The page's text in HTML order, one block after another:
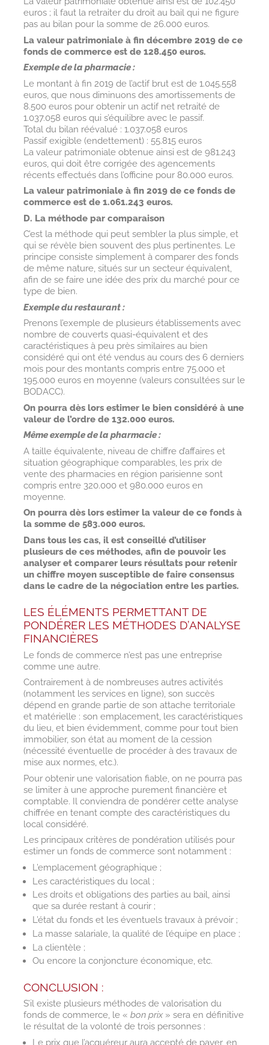
euros ; il faut la retraiter du droit au bail qui ne figure
pas au bilan pour la somme de 26.000 euros.
La valeur patrimoniale à fin décembre 2019 de ce
fonds de commerce est de 128.450 euros.
Exemple de la pharmacie :
Le montant à fin 2019 de l’actif brut est de 1.045.558
euros, que nous diminuons des amortissements de
8.500 euros pour obtenir un actif net retraité de
1.037.058 euros qui s’équilibre avec le passif.
Total du bilan réévalué : 1.037.058 euros
Passif exigible (endettement) : 55.815 euros
La valeur patrimoniale obtenue ainsi est de 981.243
euros, qui doit être corrigée des agencements
récents effectués dans l’officine pour 80.000 euros.
La valeur patrimoniale à fin 2019 de ce fonds de
commerce est de 1.061.243 euros.
D. La méthode par comparaison
C’est la méthode qui peut sembler la plus simple, et
qui se révèle bien souvent des plus pertinentes. Le
principe consiste simplement à comparer des fonds
de même nature, situés sur un secteur équivalent,
afin de se faire une idée des prix du marché pour ce
type de bien.
Exemple du restaurant :
Prenons l’exemple de plusieurs établissements avec
nombre de couverts quasi-équivalent et des
caractéristiques à peu près similaires au bien
considéré qui ont été vendus au cours des 6 derniers
mois pour des montants compris entre 75.000 et
195.000 euros en moyenne (valeurs consultées sur le
BODACC).
On pourra dès lors estimer le bien considéré à une
valeur de l’ordre de 132.000 euros.
Même exemple de la pharmacie :
A taille équivalente, niveau de chiffre d’affaires et
situation géographique comparables, les prix de
vente des pharmacies en région parisienne sont
compris entre 320.000 et 980.000 euros en
moyenne.
On pourra dès lors estimer la valeur de ce fonds à
la somme de 583.000 euros.
Dans tous les cas, il est conseillé d’utiliser
plusieurs de ces méthodes, afin de pouvoir les
analyser et comparer leurs résultats pour retenir
un chiffre moyen susceptible de faire consensus
dans le cadre de la négociation entre les parties.
LES ÉLÉMENTS PERMETTANT DE
PONDÉRER LES MÉTHODES D’ANALYSE
FINANCIÈRES
Le fonds de commerce n’est pas une entreprise
comme une autre.
Contrairement à de nombreuses autres activités
(notamment les services en ligne), son succès
dépend en grande partie de son attache territoriale
et matérielle : son emplacement, les caractéristiques
du lieu, et bien évidemment, comme pour tout bien
immobilier, son état au moment de la cession
(nécessité éventuelle de procéder à des travaux de
mise aux normes, etc.).
Pour obtenir une valorisation fiable, on ne pourra pas
se limiter à une approche purement financière et
comptable. Il conviendra de pondérer cette analyse
chiffrée en tenant compte des caractéristiques du
local considéré.
Les principaux critères de pondération utilisés pour
estimer un fonds de commerce sont notamment :
L’emplacement géographique ;
Les caractéristiques du local ;
Les droits et obligations des parties au bail, ainsi
que sa durée restant à courir ;
L’état du fonds et les éventuels travaux à prévoir ;
La masse salariale, la qualité de l’équipe en place ;
La clientèle ;
Ou encore la conjoncture économique, etc.
CONCLUSION :
S’il existe plusieurs méthodes de valorisation du
fonds de commerce, le « bon prix» sera en définitive
le résultat de la volonté de trois personnes :
Le prix que l’acquéreur aura accepté de payer, en